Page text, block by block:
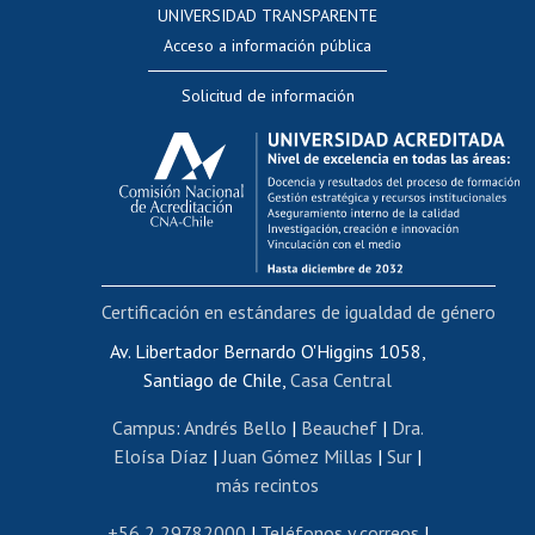
Evaluación docente
Calificación académica
Postulación al AUCAI
Funcionarias/os
Cursos internos de capacitación
Bienestar del personal
Portal de movilidad interna
Certificado de renta
Certificado de renta honorarios
Editar páginas blancas
Extranjeras/os
Revalidación y reconocimiento de títulos
UNIVERSIDAD TRANSPARENTE
Acceso a información pública
Solicitud de información
Av. Libertador Bernardo O'Higgins 1058,
Santiago de Chile, Casa Central
Campus: Andrés Bello | Beauchef| Dra.
Eloísa Díaz |Juan Gómez Millas | Sur |
más recintos
Certificación en estándares de igualdad de género